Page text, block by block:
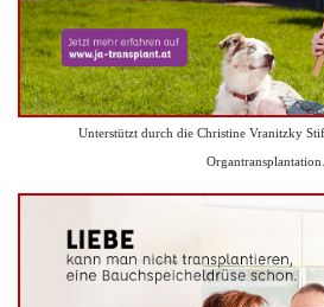
Unterstützt durch die Christine Vranitzky
Organtransplantation.